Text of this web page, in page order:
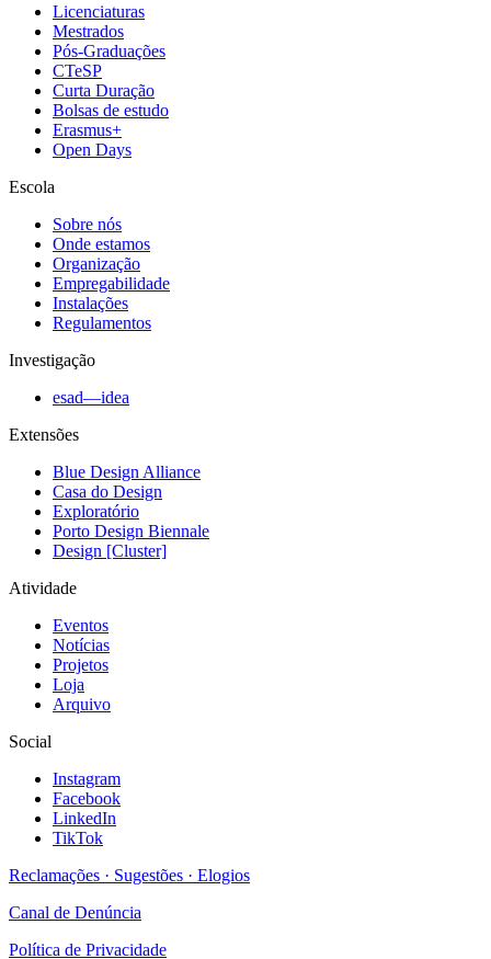
Licenciaturas
Mestrados
Pós-Graduações
CTeSP
Curta Duração
Bolsas de estudo
Erasmus+
Open Days
Escola
Sobre nós
Onde estamos
Organização
Empregabilidade
Instalações
Regulamentos
Investigação
esad—idea
Extensões
Blue Design Alliance
Casa do Design
Exploratório
Porto Design Biennale
Design [Cluster]
Atividade
Eventos
Notícias
Projetos
Loja
Arquivo
Social
Instagram
Facebook
LinkedIn
TikTok
Reclamações · Sugestões · Elogios
Canal de Denúncia
Política de Privacidade